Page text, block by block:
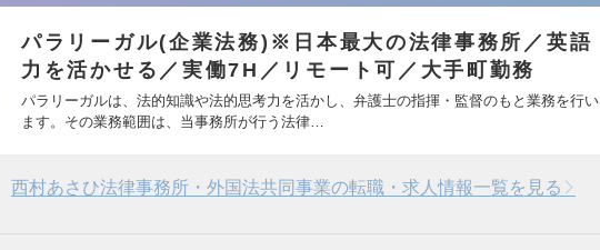
パラリーガル(企業法務)※日本最大の法律事務所／英語
力を活かせる／実働7H／リモート可／大手町勤務
パラリーガルは、法的知識や法的思考力を活かし、弁護士の指揮・監督のもと業務を行い
ます。その業務範囲は、当事務所が行う法律…
西村あさひ法律事務所・外国法共同事業の転職・求人情報一覧を見る